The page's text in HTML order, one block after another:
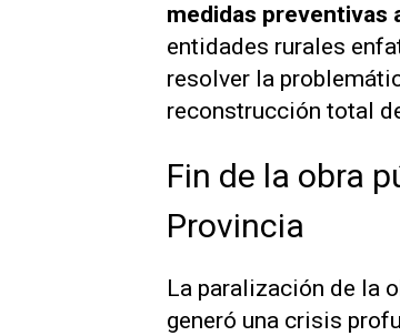
medidas preventivas
entidades rurales
resolver la
reconstrucción total
Fin de la obra
Provincia
La paralización de la
generó una crisis